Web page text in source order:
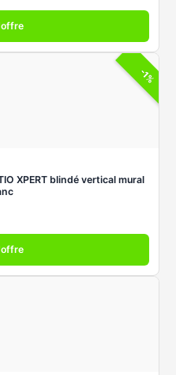
-1%
XPERT blindé vertical mural